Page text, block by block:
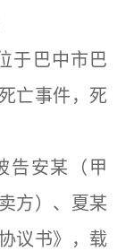
巴中市巴
亡事件，死
安某（甲
方）、夏某
议书》，载